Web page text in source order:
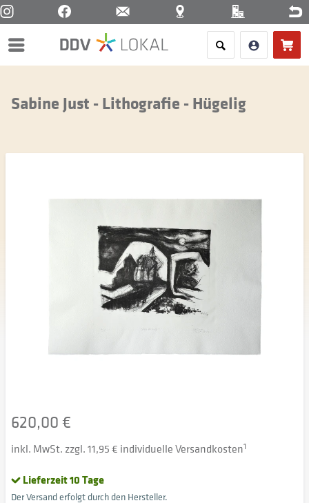
Menü
Sabine Just - Lithografie - Hügelig
620,00 €
inkl. MwSt. zzgl. 11,95 € individuelle Versandkosten1
Lieferzeit 10 Tage
Der Versand erfolgt durch den Hersteller.